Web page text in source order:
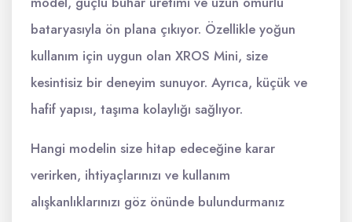
bataryasıyla ön plana çıkıyor. Özellikle yoğun
kullanım için uygun olan XROS Mini, size
kesintisiz bir deneyim sunuyor. Ayrıca, küçük ve
hafif yapısı, taşıma kolaylığı sağlıyor.
Hangi modelin size hitap edeceğine karar
verirken, ihtiyaçlarınızı ve kullanım
alışkanlıklarınızı göz önünde bulundurmanız